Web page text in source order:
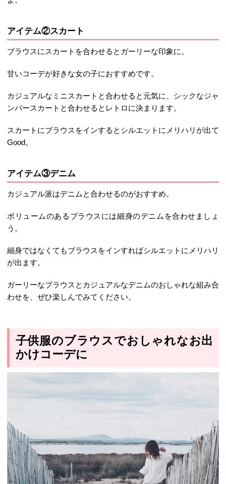
アイテム②スカート
ブラウスにスカートを合わせるとガーリーな印象に。
甘いコーデが好きな女の子におすすめです。
カジュアルなミニスカートと合わせると元気に、シックなジャ
ンパースカートと合わせるとレトロに決まります。
スカートにブラウスをインするとシルエットにメリハリが出て
Good。
アイテム③デニム
カジュアル派はデニムと合わせるのがおすすめ。
ボリュームのあるブラウスには細身のデニムを合わせましょ
う。
細身ではなくてもブラウスをインすればシルエットにメリハリ
が出ます。
ガーリーなブラウスとカジュアルなデニムのおしゃれな組み合
わせを、ぜひ楽しんでみてください。
子供服のブラウスでおしゃれなお出
かけコーデに